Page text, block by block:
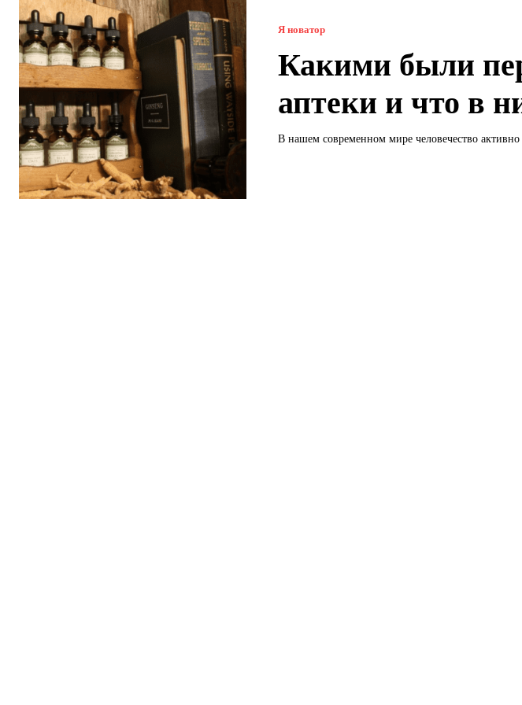
Я новатор
Какими были
аптеки и что в
В нашем современном мире человечество активно